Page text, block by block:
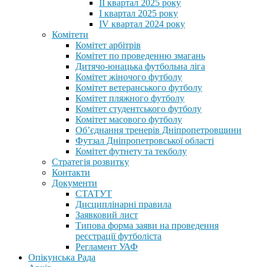
II квартал 2025 року
I квартал 2025 року
IV квартал 2024 року
Комітети
Комітет арбітрів
Комітет по проведенню змагань
Дитячо-юнацька футбольна ліга
Комітет жіночого футболу
Комітет ветеранського футболу
Комітет пляжного футболу
Комітет студентського футболу
Комітет масового футболу
Обʼєднання тренерів Дніпропетровщини
Футзал Дніпропетровської області
Комітет футнету та текболу
Стратегія розвитку
Контакти
Документи
СТАТУТ
Дисциплінарні правила
Заявковий лист
Типова форма заяви на проведення
реєстрації футболіста
Регламент УАФ
Опікунська Рада